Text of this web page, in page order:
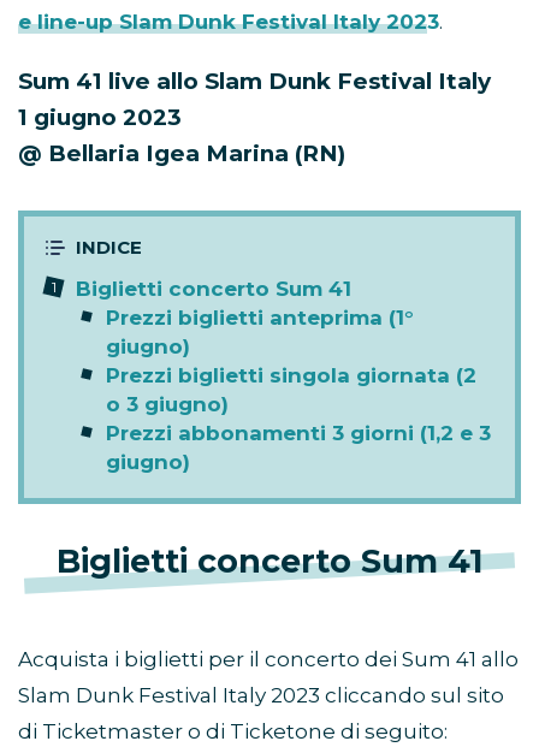
e line-up Slam Dunk Festival Italy 2023.
Sum 41 live allo Slam Dunk Festival Italy
1 giugno 2023
@ Bellaria Igea Marina (RN)
Biglietti concerto Sum 41
Prezzi biglietti anteprima (1°
giugno)
Prezzi biglietti singola giornata (2
o 3 giugno)
Prezzi abbonamenti 3 giorni (1,2 e 3
giugno)
Biglietti concerto Sum 41
Acquista i biglietti per il concerto dei Sum 41 allo
Slam Dunk Festival Italy 2023 cliccando sul sito
di Ticketmaster o di Ticketone di seguito: